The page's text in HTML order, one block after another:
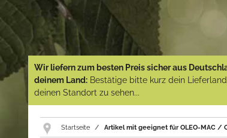
Wir liefern zum besten Preis sicher aus
deinem Land: Bestätige bitte kurz dein
deinen Standort zu sehen...
Startseite Artikel mit geeignet für OLEO-MAC /